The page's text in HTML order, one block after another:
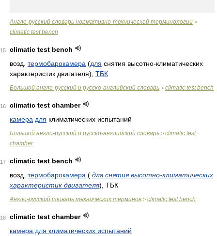
Англо-русский словарь нормативно-технической терминологии >
climatic test bench
15
climatic test bench
возд. термобарокамера (для снятия высотно-климатических
характеристик двигателя), ТБК
Большой англо-русский и русско-английский словарь > climatic test bench
16
climatic test chamber
камера для климатических испытаний
Большой англо-русский и русско-английский словарь > climatic test
chamber
17
climatic test bench
возд. термобарокамера ( для снятия высотно-климатических
характеристик двигателя) , ТБК
Англо-русский словарь технических терминов > climatic test bench
18
climatic test chamber
камера для климатических испытаний